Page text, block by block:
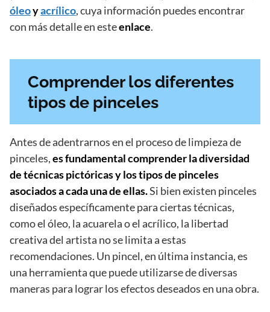
óleoyacrílico, cuya información puedes encontrar
con más detalle en esteenlace.
Comprender los diferentes
tipos de pinceles
Antes de adentrarnos en el proceso de limpieza de
pinceles,es fundamental comprender la diversidad
de técnicas pictóricas y los tipos de pinceles
asociados a cada una de ellas.Si bien existen pinceles
diseñados específicamente para ciertas técnicas,
como el óleo, la acuarela o el acrílico, la libertad
creativa del artista no se limita a estas
recomendaciones. Un pincel, en última instancia, es
una herramienta que puede utilizarse de diversas
maneras para lograr los efectos deseados en una obra.